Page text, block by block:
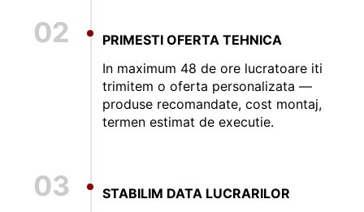
02
PRIMESTI OFERTA TEHNICA
In maximum 48 de ore lucratoare iti
trimitem o oferta personalizata —
produse recomandate, cost montaj,
termen estimat de executie.
03
STABILIM DATA LUCRARILOR